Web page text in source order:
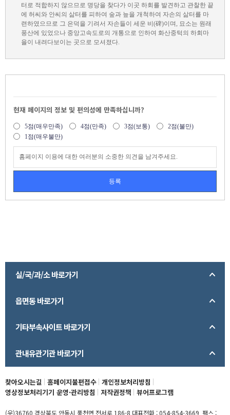
터로 적합하지 않으므로 명당을 찾다가 이곳 하회를 발견하고 관찰한 끝
에 허씨와 안씨의 삶터를 피하여 숲과 늪을 개척하여 자손의 삶터를 마
련하였으므로 그 은덕을 기려서 자손들이 세운 비(碑)이며, 묘소는 원래
풍산에 있었으나 중앙고속도로의 개통으로 인하여 화산중턱의 하회마
을이 내려다보이는 곳으로 모셔졌다.
현재 페이지의 정보 및 편의성에 만족하십니까?
5점(매우만족) 4점(만족) 3점(보통)
2점(불만)
1점(매우불만)
실/국/과/소 바로가기
읍면동 바로가기
기타부속사이트 바로가기
관내유관기관 바로가기
찾아오시는길 홈페이지불편접수 개인정보처리방침
영상정보처리기기 운영·관리방침
저작권정책 뷰어프로그램
(우)36760 경상북도 안동시 풍천면 전서로 186-8 대표전화 : 054-854-3669 팩스 :